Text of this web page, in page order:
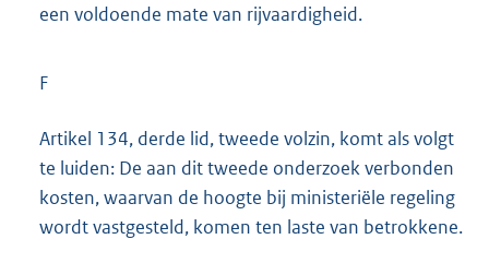
een voldoende mate van rijvaardigheid.
F
Artikel 134, derde lid, tweede volzin, komt als volgt
te luiden: De aan dit tweede onderzoek verbonden
kosten, waarvan de hoogte bij ministeriële regeling
wordt vastgesteld, komen ten laste van betrokkene.